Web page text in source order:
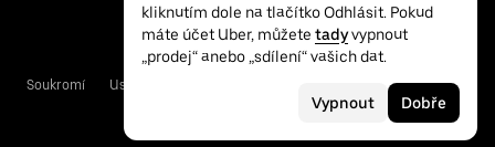
Soukromí Usnadnění přístupu
kliknutím dole na tlačítko Odhlásit. Pokud
máte účet Uber, můžete tadyvypnout
„prodej“ anebo „sdílení“ vašich dat.
Vypnout Dobře